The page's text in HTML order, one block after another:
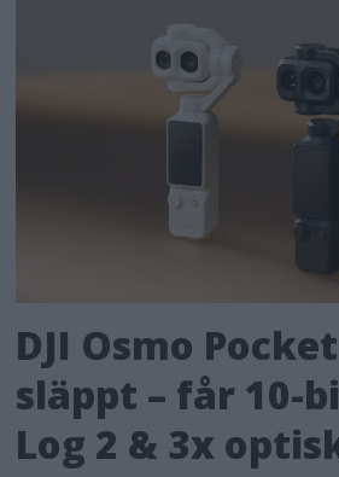
DJI Osmo
släppt – får 10-
Log 2 & 3x